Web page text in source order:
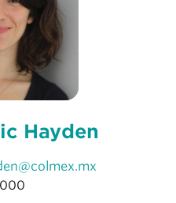
Hayden